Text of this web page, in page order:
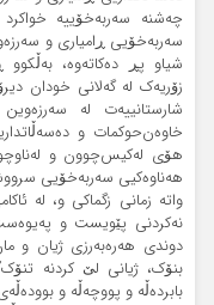
چەشنە سەربەخۆییە خواکرد
سەربەخۆیی ڕامیاری و
شیاو پڕ دەکاتەوە،
زۆریەک لە گەلانی خودان
شارستانییەت لە
خاوەن‌حوکمات و
هۆی لەکیس‌چوون و
هەناوەکیی سەربەخۆیی
واتە زمانی زگماکی و، لە
نەکردنی پێویست و
دوندی هەرەبەرزی ژیان و
بنۆک، ژیانی لێ کردنە
بابردەڵە و پووچەڵە و